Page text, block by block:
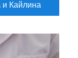
Кайлина